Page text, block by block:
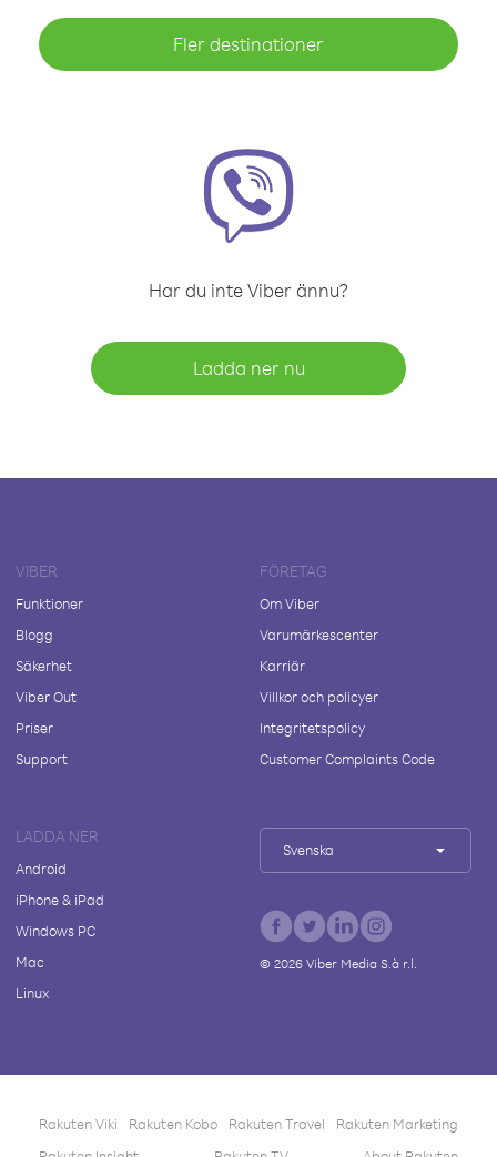
Fler destinationer
Har du inte Viber ännu?
Ladda ner nu
VIBER
Funktioner
Blogg
Säkerhet
Viber Out
Priser
Support
FÖRETAG
Om Viber
Varumärkescenter
Karriär
Villkor och policyer
Integritetspolicy
Customer Complaints Code
LADDA NER
Android
iPhone & iPad
Windows PC
Mac
Linux
Svenska
© 2026Viber Media S.à r.l.
Rakuten Viki Rakuten Kobo Rakuten Travel
Rakuten Marketing